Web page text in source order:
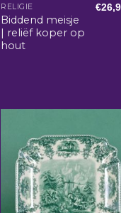
RELIGIE
Biddend meisje
| reliëf koper op
hout
€